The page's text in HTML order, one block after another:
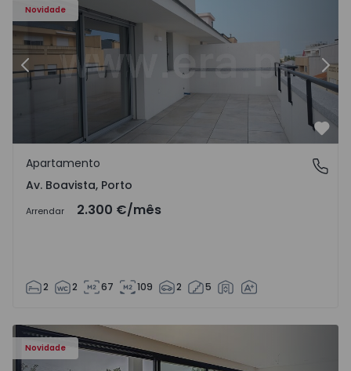
Novidade
Anterior
Av. Boavista, Porto
Apartamento
Av. Boavista, Porto
Arrendar 2.300 €/mês
2 2 67 109 2 5
Novidade